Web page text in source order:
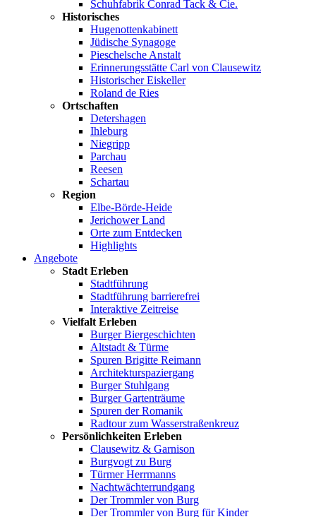
Schuhfabrik Conrad Tack & Cie.
Historisches
Hugenottenkabinett
Jüdische Synagoge
Pieschelsche Anstalt
Erinnerungsstätte Carl von Clausewitz
Historischer Eiskeller
Roland de Ries
Ortschaften
Detershagen
Ihleburg
Niegripp
Parchau
Reesen
Schartau
Region
Elbe-Börde-Heide
Jerichower Land
Orte zum Entdecken
Highlights
Angebote
Stadt Erleben
Stadtführung
Stadtführung barrierefrei
Interaktive Zeitreise
Vielfalt Erleben
Burger Biergeschichten
Altstadt & Türme
Spuren Brigitte Reimann
Architekturspaziergang
Burger Stuhlgang
Burger Gartenträume
Spuren der Romanik
Radtour zum Wasserstraßenkreuz
Persönlichkeiten Erleben
Clausewitz & Garnison
Burgvogt zu Burg
Türmer Herrmanns
Nachtwächterrundgang
Der Trommler von Burg
Der Trommler von Burg für Kinder